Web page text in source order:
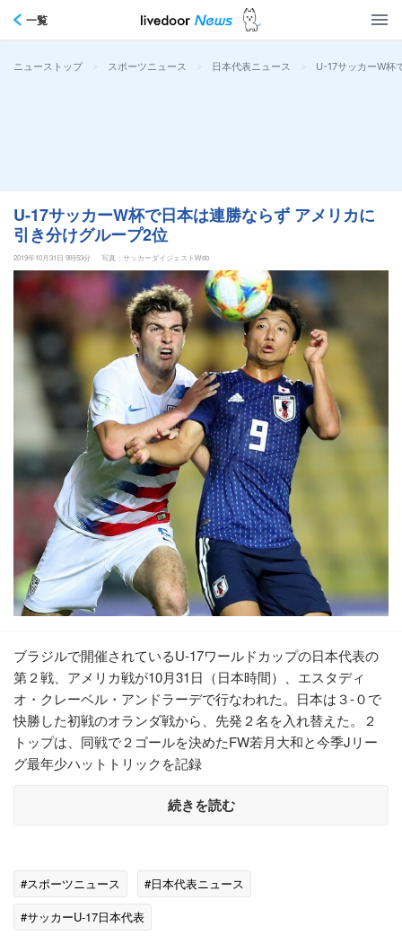
一覧
ニューストップ > スポーツニュース > 日本代表ニュース > U-17サッカーW杯
U-17サッカーW杯で日本は連勝ならず アメリカに
引き分けグループ2位
2019年10月31日 9時53分 写真：サッカーダイジェストWeb
ブラジルで開催されているU-17ワールドカップの日本代表の
第２戦、アメリカ戦が10月31日（日本時間）、エスタディ
オ・クレーベル・アンドラーデで行なわれた。日本は３-０で
快勝した初戦のオランダ戦から、先発２名を入れ替えた。２
トップは、同戦で２ゴールを決めたFW若月大和と今季Jリー
グ最年少ハットトリックを記録
続きを読む
#スポーツニュース
#日本代表ニュース
#サッカーU-17日本代表